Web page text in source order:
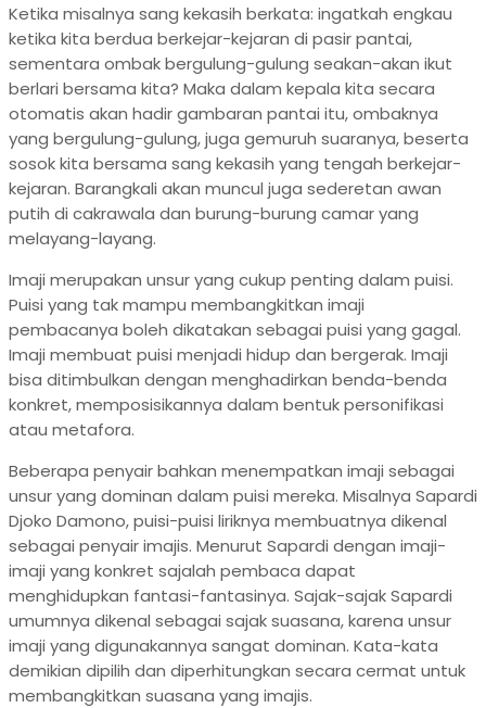
Ketika misalnya sang kekasih berkata: ingatkah engkau
ketika kita berdua berkejar-kejaran di pasir pantai,
sementara ombak bergulung-gulung seakan-akan ikut
berlari bersama kita? Maka dalam kepala kita secara
otomatis akan hadir gambaran pantai itu, ombaknya
yang bergulung-gulung, juga gemuruh suaranya, beserta
sosok kita bersama sang kekasih yang tengah berkejar-
kejaran. Barangkali akan muncul juga sederetan awan
putih di cakrawala dan burung-burung camar yang
melayang-layang.
Imaji merupakan unsur yang cukup penting dalam puisi.
Puisi yang tak mampu membangkitkan imaji
pembacanya boleh dikatakan sebagai puisi yang gagal.
Imaji membuat puisi menjadi hidup dan bergerak. Imaji
bisa ditimbulkan dengan menghadirkan benda-benda
konkret, memposisikannya dalam bentuk personifikasi
atau metafora.
Beberapa penyair bahkan menempatkan imaji sebagai
unsur yang dominan dalam puisi mereka. Misalnya Sapardi
Djoko Damono, puisi-puisi liriknya membuatnya dikenal
sebagai penyair imajis. Menurut Sapardi dengan imaji-
imaji yang konkret sajalah pembaca dapat
menghidupkan fantasi-fantasinya. Sajak-sajak Sapardi
umumnya dikenal sebagai sajak suasana, karena unsur
imaji yang digunakannya sangat dominan. Kata-kata
demikian dipilih dan diperhitungkan secara cermat untuk
membangkitkan suasana yang imajis.